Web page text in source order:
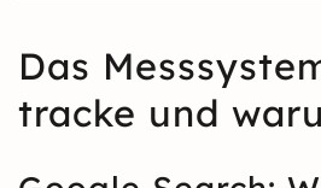
Das
tracke und